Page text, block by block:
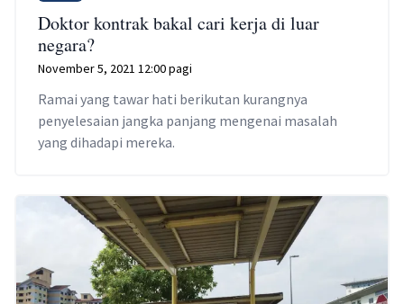
Doktor kontrak bakal cari kerja di luar
negara?
November 5, 2021 12:00 pagi
Ramai yang tawar hati berikutan kurangnya
penyelesaian jangka panjang mengenai masalah
yang dihadapi mereka.